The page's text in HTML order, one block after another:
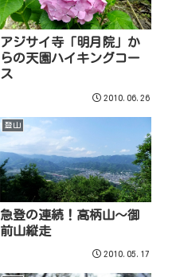
アジサイ寺「明月院」か
らの天園ハイキングコー
ス
2010.06.26
登山
急登の連続！高柄山～御
前山縦走
2010.05.17